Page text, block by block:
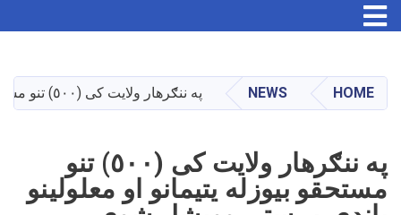
main
content
HOME
NEWS په ننګرهار ولایت کی (٥٠٠) تنو مستحقو بیوزله یتیمانو او معلولینو باندې مرستې ووېشل شوې
په ننګرهار ولایت کی (٥٠٠) تنو
مستحقو بیوزله یتیمانو او معلولینو